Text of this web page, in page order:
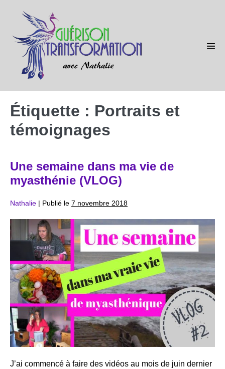
Étiquette : Portraits et
témoignages
Une semaine dans ma vie de
myasthénie (VLOG)
Nathalie | Publié le 7 novembre 2018
Une
semaine
ma
vie
de
myasthénie
(VLOG)
J’ai commencé à faire des vidéos au mois de juin dernier